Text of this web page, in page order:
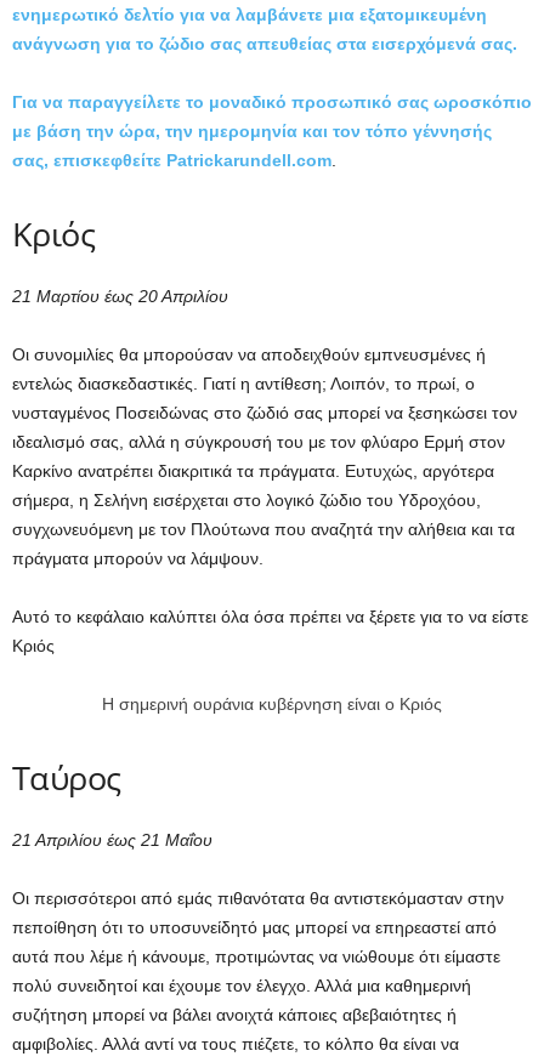
ενημερωτικό δελτίο για να λαμβάνετε μια εξατομικευμένη
ανάγνωση για το ζώδιο σας απευθείας στα εισερχόμενά σας.
Για να παραγγείλετε το μοναδικό προσωπικό σας ωροσκόπιο
με βάση την ώρα, την ημερομηνία και τον τόπο γέννησής
σας, επισκεφθείτε Patrickarundell.com
Κριός
21 Μαρτίου έως 20 Απριλίου
Οι συνομιλίες θα μπορούσαν να αποδειχθούν εμπνευσμένες ή
εντελώς διασκεδαστικές. Γιατί η αντίθεση; Λοιπόν, το πρωί, ο
νυσταγμένος Ποσειδώνας στο ζώδιό σας μπορεί να ξεσηκώσει τον
ιδεαλισμό σας, αλλά η σύγκρουσή του με τον φλύαρο Ερμή στον
Καρκίνο ανατρέπει διακριτικά τα πράγματα. Ευτυχώς, αργότερα
σήμερα, η Σελήνη εισέρχεται στο λογικό ζώδιο του Υδροχόου,
συγχωνευόμενη με τον Πλούτωνα που αναζητά την αλήθεια και τα
πράγματα μπορούν να λάμψουν.
Αυτό το κεφάλαιο καλύπτει όλα όσα πρέπει να ξέρετε για το να είστε
Κριός
Η σημερινή ουράνια κυβέρνηση είναι ο Κριός
Ταύρος
21 Απριλίου έως 21 Μαΐου
Οι περισσότεροι από εμάς πιθανότατα θα αντιστεκόμασταν στην
πεποίθηση ότι το υποσυνείδητό μας μπορεί να επηρεαστεί από
αυτά που λέμε ή κάνουμε, προτιμώντας να νιώθουμε ότι είμαστε
πολύ συνειδητοί και έχουμε τον έλεγχο. Αλλά μια καθημερινή
συζήτηση μπορεί να βάλει ανοιχτά κάποιες αβεβαιότητες ή
αμφιβολίες. Αλλά αντί να τους πιέζετε, το κόλπο θα είναι να